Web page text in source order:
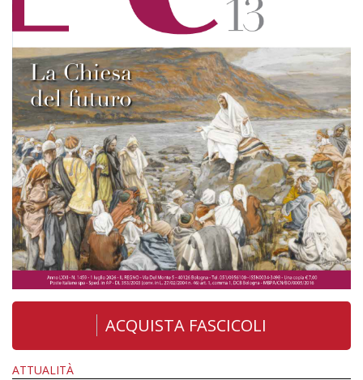
ACQUISTA FASCICOLI
ATTUALITÀ